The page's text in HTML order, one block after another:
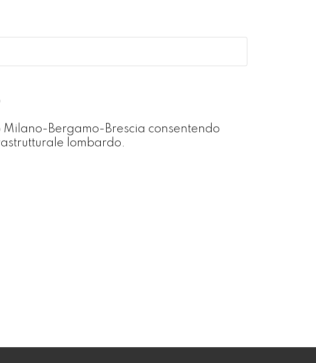
Bergamo-Brescia consentendo
lombardo.